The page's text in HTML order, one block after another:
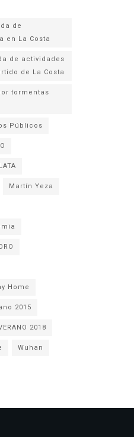
de
en La Costa
de actividades
de La Costa
tormentas
Públicos
Martín Yeza
Home
2015
2018
Wuhan